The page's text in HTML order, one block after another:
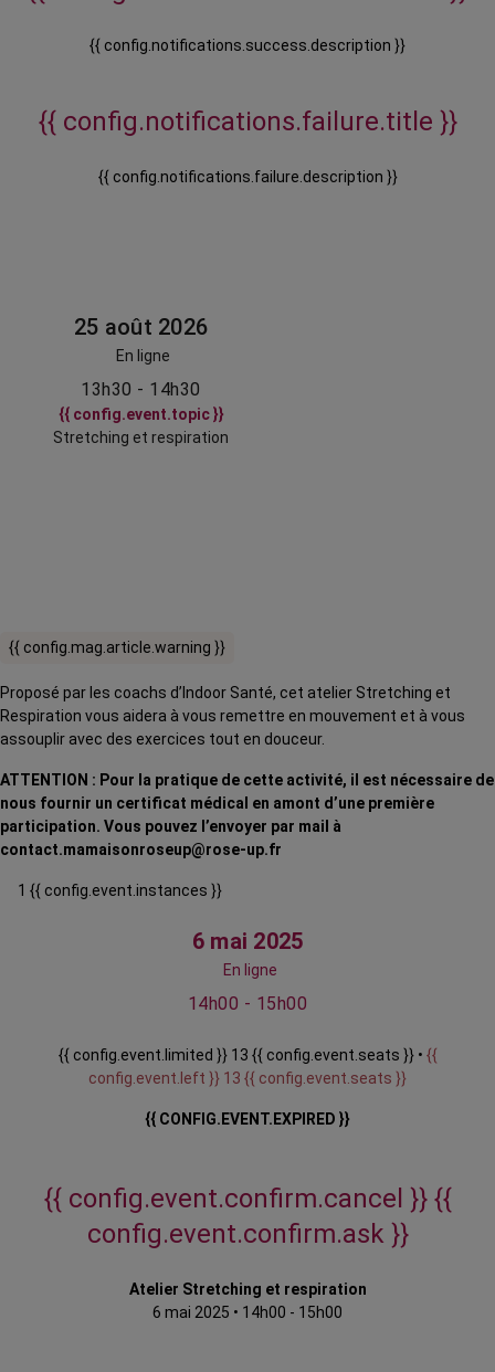
{{ config.notifications.success.description }}
{{ config.notifications.failure.title }}
{{ config.notifications.failure.description }}
25 août 2026
En ligne
13h30 - 14h30
{{ config.event.topic }}
Stretching et respiration
{{ config.mag.article.warning }}
Proposé par les coachs d’Indoor Santé, cet atelier Stretching et
Respiration vous aidera à vous remettre en mouvement et à vous
assouplir avec des exercices tout en douceur.
ATTENTION : Pour la pratique de cette activité, il est nécessaire de
nous fournir un certificat médical en amont d’une première
participation. Vous pouvez l’envoyer par mail à
contact.mamaisonroseup@rose-up.fr
1 {{ config.event.instances }}
6 mai 2025
En ligne
14h00 - 15h00
{{ config.event.limited }} 13 {{ config.event.seats }} • {{
config.event.left }} 13 {{ config.event.seats }}
{{ CONFIG.EVENT.EXPIRED }}
{{ config.event.confirm.cancel }} {{
config.event.confirm.ask }}
Atelier Stretching et respiration
6 mai 2025 • 14h00 - 15h00